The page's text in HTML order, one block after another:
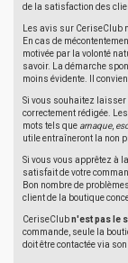
de la satisfaction des
Les avis sur CeriseClub
En cas de
motivée par la volonté
savoir. La démarche
moins évidente. Il
Si vous souhaitez laisser
correctement rédigée.
mots tels que arnaque,
utile entraîneront la non
Si vous vous apprêtez à
satisfait de votre
Bon nombre de
client de la boutique
CeriseClubn'est pas le
commande, seule la
doit être contactée via